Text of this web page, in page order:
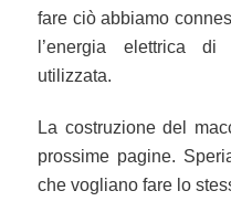
fare ciò abbiamo
l’energia elettrica
utilizzata.
La costruzione del
prossime pagine.
che vogliano fare lo